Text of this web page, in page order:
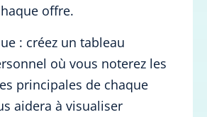
offre.
: créez un tableau
où vous noterez les
principales de chaque
aidera à visualiser